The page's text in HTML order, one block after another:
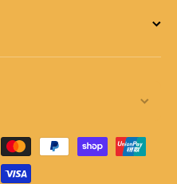
Metodi di pagamento